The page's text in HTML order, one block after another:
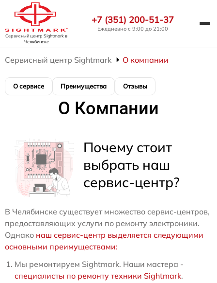
Сервисный центр Sightmarkв
Челябинске
+7 (351) 200-51-37
Ежедневно с 9:00 до 21:00
Сервисный центр Sightmark О компании
О сервисе Преимущества Отзывы
О Компании
Почему стоит
выбрать наш
сервис-центр?
В Челябинске существует множество сервис-центров,
предоставляющих услуги по ремонту электроники.
Однако наш сервис-центр выделяется следующими
основными преимуществами:
Мы ремонтируем Sightmark. Наши мастера -
специалисты по ремонту техники Sightmark.